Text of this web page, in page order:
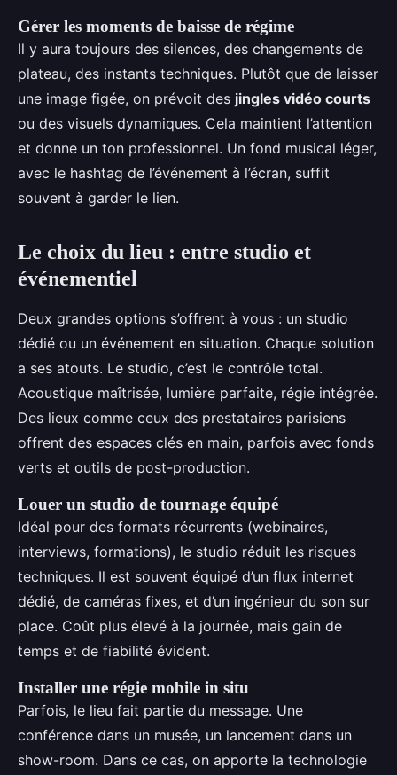
Gérer les moments de baisse de régime
Il y aura toujours des silences, des changements de
plateau, des instants techniques. Plutôt que de laisser
une image figée, on prévoit des jingles vidéo courts
ou des visuels dynamiques. Cela maintient l’attention
et donne un ton professionnel. Un fond musical léger,
avec le hashtag de l’événement à l’écran, suffit
souvent à garder le lien.
Le choix du lieu : entre studio et
événementiel
Deux grandes options s’offrent à vous : un studio
dédié ou un événement en situation. Chaque solution
a ses atouts. Le studio, c’est le contrôle total.
Acoustique maîtrisée, lumière parfaite, régie intégrée.
Des lieux comme ceux des prestataires parisiens
offrent des espaces clés en main, parfois avec fonds
verts et outils de post-production.
Louer un studio de tournage équipé
Idéal pour des formats récurrents (webinaires,
interviews, formations), le studio réduit les risques
techniques. Il est souvent équipé d’un flux internet
dédié, de caméras fixes, et d’un ingénieur du son sur
place. Coût plus élevé à la journée, mais gain de
temps et de fiabilité évident.
Installer une régie mobile in situ
Parfois, le lieu fait partie du message. Une
conférence dans un musée, un lancement dans un
show-room. Dans ce cas, on apporte la technologie